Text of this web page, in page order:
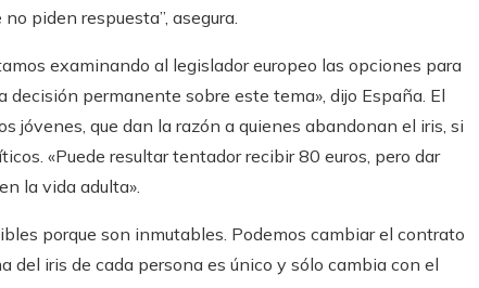
piden respuesta”, asegura.
examinando al legislador europeo las opciones para
permanente sobre este tema», dijo España. El
jóvenes, que dan la razón a quienes abandonan el iris, si
«Puede resultar tentador recibir 80 euros, pero dar
la vida adulta».
porque son inmutables. Podemos cambiar el contrato
del iris de cada persona es único y sólo cambia con el